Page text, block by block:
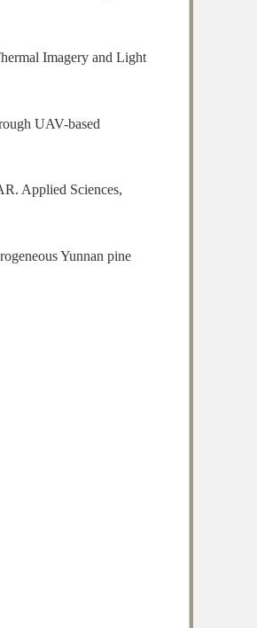
Imagery and Light
UAV-based
Applied Sciences,
Yunnan pine